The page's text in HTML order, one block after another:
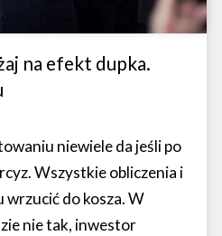
na efekt dupka.
niewiele da jeśli po
Wszystkie obliczenia i
wrzucić do kosza. W
nie tak, inwestor